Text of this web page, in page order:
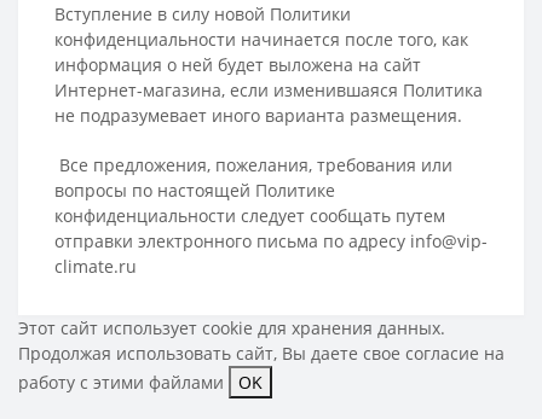
Вступление в силу новой Политики
конфиденциальности начинается после того, как
информация о ней будет выложена на сайт
Интернет-магазина, если изменившаяся Политика
не подразумевает иного варианта размещения.
Все предложения, пожелания, требования или
вопросы по настоящей Политике
конфиденциальности следует сообщать путем
отправки электронного письма по адресу info@vip-
climate.ru
Этот сайт использует cookie для хранения данных.
Продолжая использовать сайт, Вы даете свое согласие на
работу с этими файлами
OK